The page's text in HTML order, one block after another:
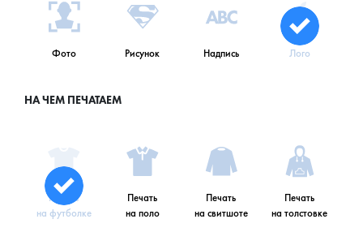
Фото Рисунок Надпись Лого
НА ЧЕМ ПЕЧАТАЕМ
Печать
на футболке
Печать
на поло
Печать
на свитшоте
Печать
на толстовке